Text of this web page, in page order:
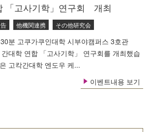
「고사기학」연구회 개최
他機関連携 その他研究会
분 고쿠가쿠인대학 시부야캠퍼스 3호관
대학 연합 「고사기학」 연구회를 개최했습
고칵간대학 엔도우 케...
이벤트내용 보기